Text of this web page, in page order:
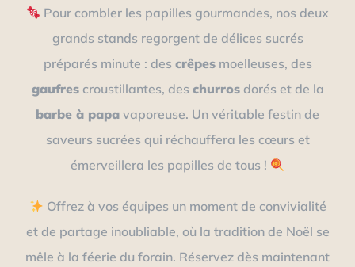
Pour combler les papilles gourmandes, nos deux
grands stands regorgent de délices sucrés
préparés minute : des crêpesmoelleuses, des
gaufrescroustillantes, des churrosdorés et de la
barbe à papa vaporeuse. Un véritable festin de
saveurs sucrées qui réchauffera les cœurs et
émerveillera les papilles de tous !
Offrez à vos équipes un moment de convivialité
et de partage inoubliable, où la tradition de Noël se
mêle à la féerie du forain. Réservez dès maintenant